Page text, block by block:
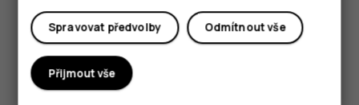
Pomohlo vám to?
Odmítnout vše
Spravovat předvolby
Přijmout vše